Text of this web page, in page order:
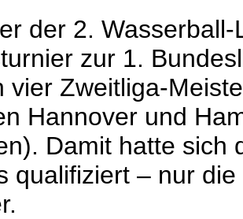
der 2.
zur 1.
vier Zweitliga-
Hannover und
Damit hatte sich
qualifiziert – nur